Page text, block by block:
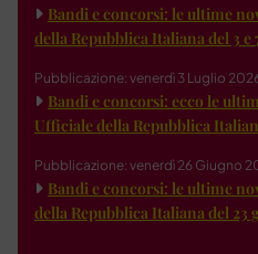
Bandi e concorsi: le ultime
della Repubblica Italiana del 3 e
Pubblicazione: venerdì 3 Luglio
Bandi e concorsi: ecco le
Ufficiale della Repubblica
Pubblicazione: venerdì 26 Giugno
Bandi e concorsi: le ultime
della Repubblica Italiana del 23